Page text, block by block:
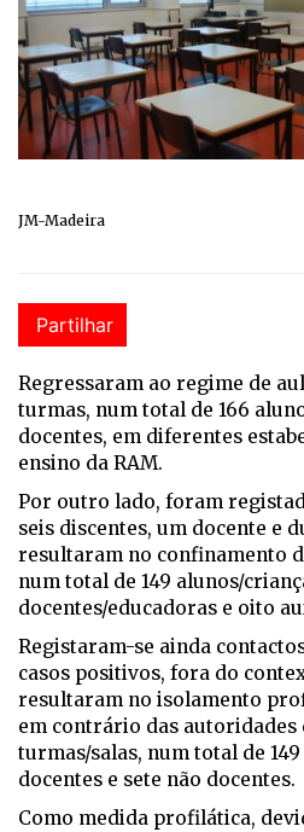
JM-Madeira
Partilhar
Regressaram ao regime de
turmas, num total de 166
docentes, em diferentes
ensino da RAM.
Por outro lado, foram
seis discentes, um docente e
resultaram no confinamento
num total de 149 alunos/
docentes/educadoras e oito
Registaram-se ainda
casos positivos, fora do
resultaram no isolamento
em contrário das autoridades
turmas/salas, num total de
docentes e sete não docentes.
Como medida profilática,